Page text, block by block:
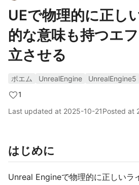
UEで物理的に正し
的な意味も持つエ
立させる
ポエム UnrealEngine
UnrealEngine5
1
Last updated at 2025-10-21Posted at
はじめに
Unreal Engineで物理的に正しいラ